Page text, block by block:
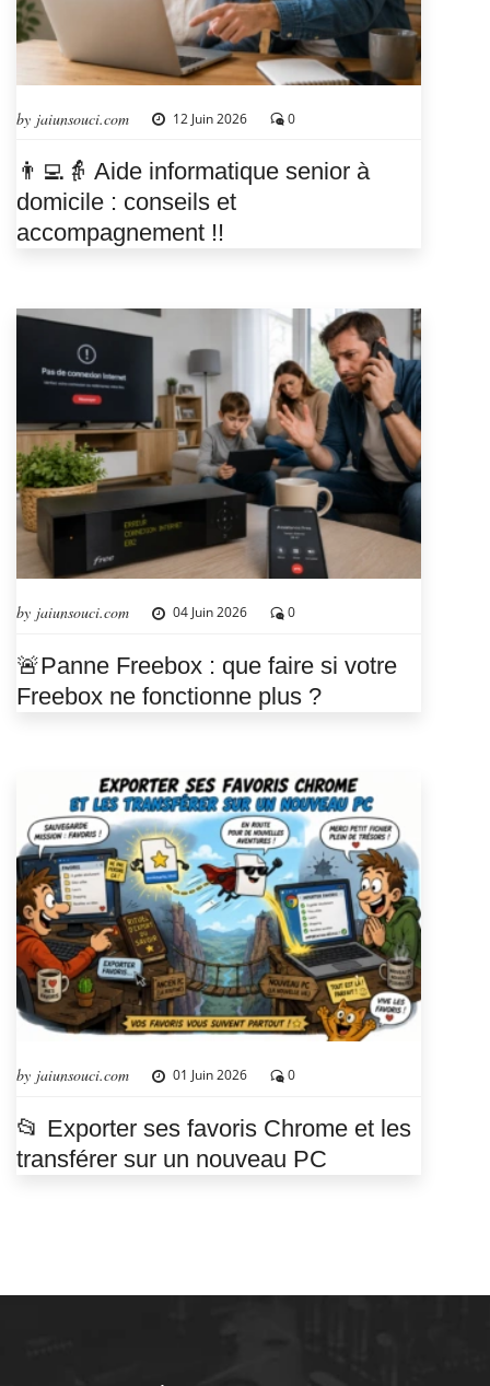
by jaiunsouci.com 12 Juin 2026 0
👨‍💻👵 Aide informatique senior à
domicile : conseils et
accompagnement !!
by jaiunsouci.com 04 Juin 2026 0
🚨Panne Freebox : que faire si votre
Freebox ne fonctionne plus ?
by jaiunsouci.com 01 Juin 2026 0
📂 Exporter ses favoris Chrome et les
transférer sur un nouveau PC